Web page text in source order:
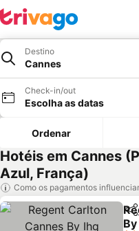
Destino
Cannes
Check-in/out
Escolha as datas
Ordenar
Hotéis em Cannes
Azul, França)
Como os pagamentos